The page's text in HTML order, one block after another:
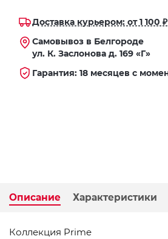
Доставка курьером: от 1 100 ₽
Самовывоз в Белгороде
ул. К. Заслонова д. 169 «Г»
Гарантия: 18 месяцев с
Описание Характеристики
Коллекция Prime